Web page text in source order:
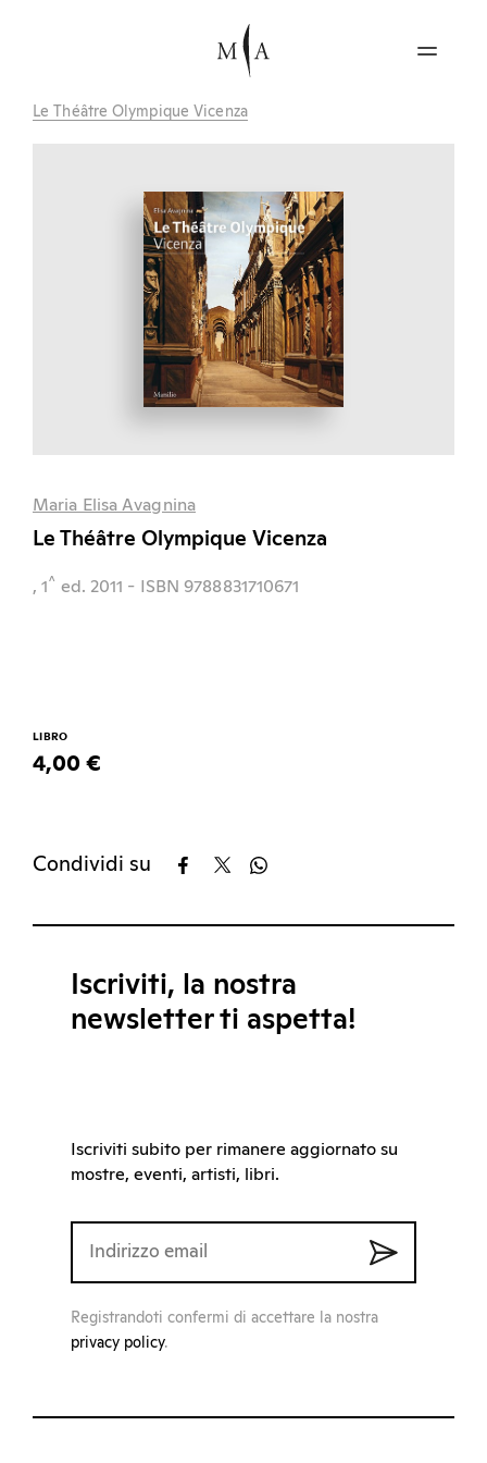
Le Théâtre Olympique Vicenza
Maria Elisa Avagnina
Le Théâtre Olympique Vicenza
, 1^ ed. 2011 - ISBN 9788831710671
LIBRO
4,00 €
Condividi su
Iscriviti, la nostra
newsletter ti aspetta!
Iscriviti subito per rimanere aggiornato su
mostre, eventi, artisti, libri.
Registrandoti confermi di accettare la nostra
privacy policy.